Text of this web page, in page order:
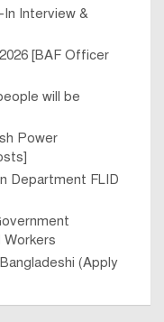
In Interview &
[BAF Officer
will be
Power
Department FLID
Workers
(Apply